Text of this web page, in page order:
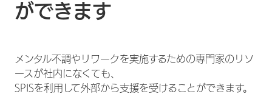
ができます
メンタル不調やリワークを実施するための専門家のリソ
ースが社内になくても、
SPISを利用して外部から支援を受けることができます。